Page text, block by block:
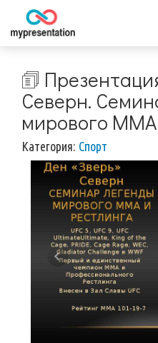
🗊
Северн.
мирового ММА
Категория: Спорт